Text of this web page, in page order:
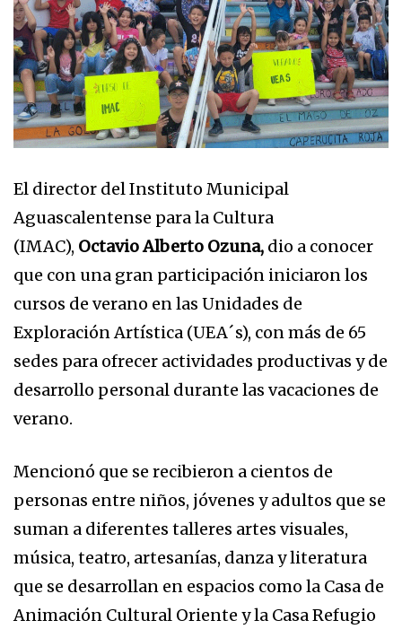
El director del Instituto Municipal
Aguascalentense para la Cultura
(IMAC), Octavio Alberto Ozuna, dio a conocer
que con una gran participación iniciaron los
cursos de verano en las Unidades de
Exploración Artística (UEA´s), con más de 65
sedes para ofrecer actividades productivas y de
desarrollo personal durante las vacaciones de
verano.
Mencionó que se recibieron a cientos de
personas entre niños, jóvenes y adultos que se
suman a diferentes talleres artes visuales,
música, teatro, artesanías, danza y literatura
que se desarrollan en espacios como la Casa de
Animación Cultural Oriente y la Casa Refugio